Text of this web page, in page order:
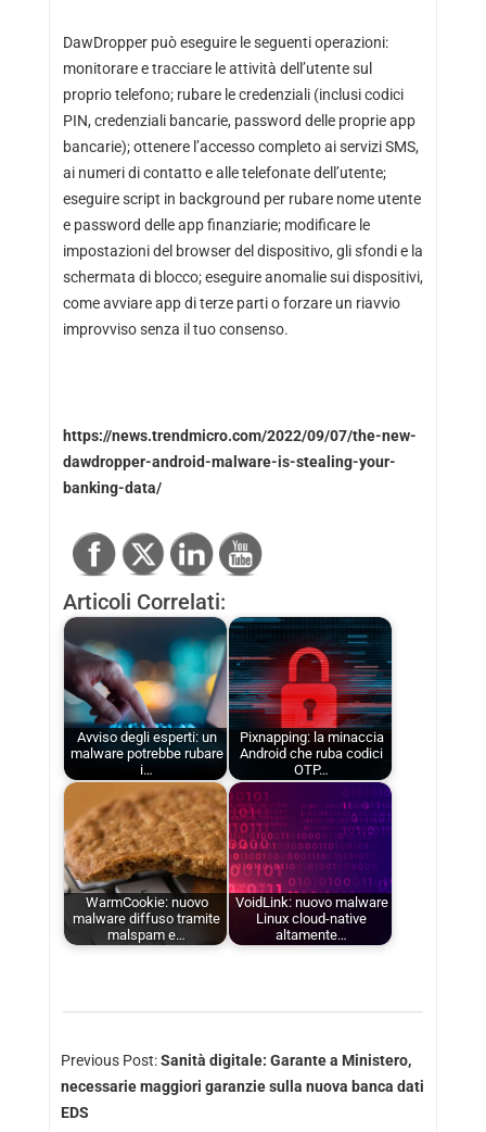
DawDropper può eseguire le seguenti operazioni:
monitorare e tracciare le attività dell’utente sul
proprio telefono; rubare le credenziali (inclusi codici
PIN, credenziali bancarie, password delle proprie app
bancarie); ottenere l’accesso completo ai servizi SMS,
ai numeri di contatto e alle telefonate dell’utente;
eseguire script in background per rubare nome utente
e password delle app finanziarie; modificare le
impostazioni del browser del dispositivo, gli sfondi e la
schermata di blocco; eseguire anomalie sui dispositivi,
come avviare app di terze parti o forzare un riavvio
improvviso senza il tuo consenso.
https://news.trendmicro.com/2022/09/07/the-new-
dawdropper-android-malware-is-stealing-your-
banking-data/
Articoli Correlati:
Avviso degli esperti: un
malware potrebbe rubare
i…
Pixnapping: la minaccia
Android che ruba codici
OTP…
WarmCookie: nuovo
malware diffuso tramite
malspam e…
VoidLink: nuovo malware
Linux cloud-native
altamente…
Previous Post:Sanità digitale: Garante a Ministero,
necessarie maggiori garanzie sulla nuova banca dati
EDS